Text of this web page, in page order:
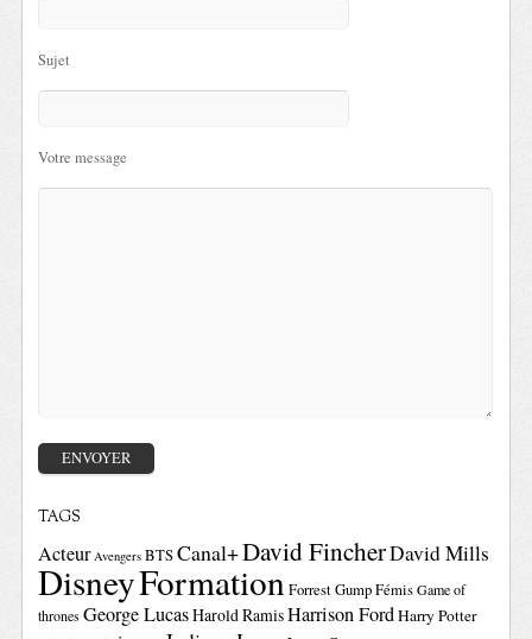
Sujet
Votre message
TAGS
Acteur Avengers BTSCanal+David FincherDavid Mills
DisneyFormationForrest GumpFémis Game of
thrones George LucasHarold RamisHarrison FordHarry Potter